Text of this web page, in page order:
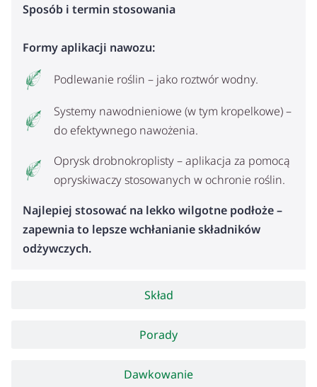
Skład
Porady
Dawkowanie
Sposób i termin stosowania
Formy aplikacji nawozu:
Podlewanie roślin – jako roztwór wodny.
Systemy nawodnieniowe (w tym kropelkowe) –
do efektywnego nawożenia.
Oprysk drobnokroplisty – aplikacja za pomocą
opryskiwaczy stosowanych w ochronie roślin.
Najlepiej stosować na lekko wilgotne podłoże –
zapewnia to lepsze wchłanianie składników
odżywczych.